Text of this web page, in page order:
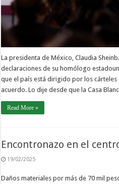
La presidenta de México, Claudia
declaraciones de su homólogo
que el país está dirigido por los
acuerdo. Lo dije desde que la Casa
Read More »
Encontronazo en el
19/02/2025
Daños materiales por más de 70 mil